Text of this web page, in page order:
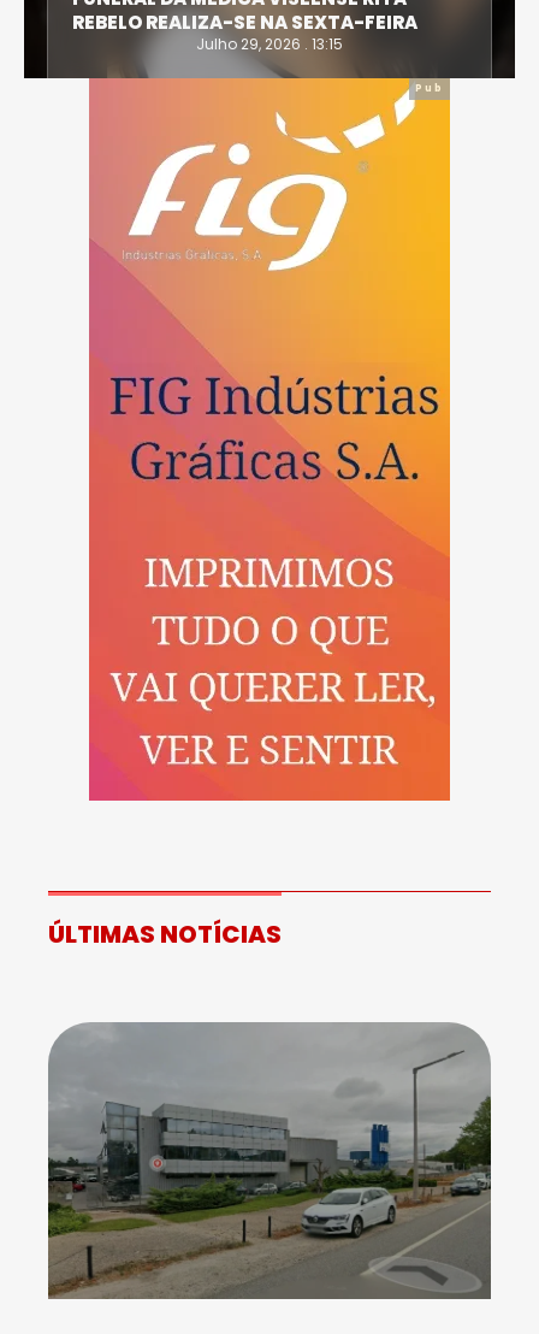
REALIZA-SE NA SEXTA-FEIRA
Julho 29, 2026 . 13:15
Pub
ÚLTIMAS NOTÍCIAS